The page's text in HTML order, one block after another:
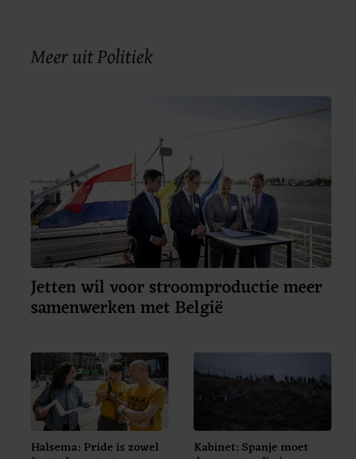
Meer uit Politiek
Jetten wil voor stroomproductie meer
samenwerken met België
Halsema: Pride is zowel Kabinet: Spanje moet